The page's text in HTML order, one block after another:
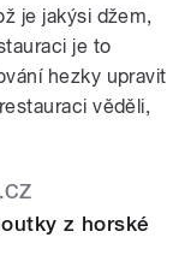
je jakýsi džem,
je to
hezky upravit
věděli,
z horské